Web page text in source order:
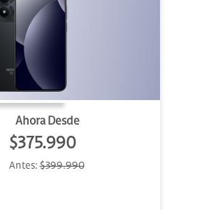
Ahora Desde
$375.990
Antes:$399.990